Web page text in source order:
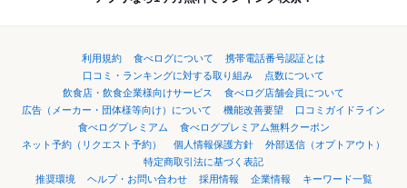
利用規約 食べログについて
携帯電話番号認証とは
口コミ・ランキングに対する取り組み
点数について
飲食店・飲食企業様向けサービス
食べログ店舗会員について
広告（メーカー・団体様等向け）について
機能改善要望
口コミガイドライン
食べログプレミアム
食べログプレミアム無料クーポン
ネット予約（リクエスト予約）
個人情報保護方針
外部送信（オプトアウト）
特定商取引法に基づく表記
推奨環境
ヘルプ・お問い合わせ 採用情報 企業情報 キーワード一覧